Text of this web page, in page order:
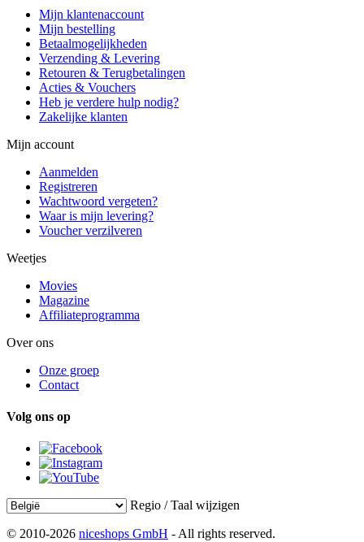
Mijn klantenaccount
Mijn bestelling
Betaalmogelijkheden
Verzending & Levering
Retouren & Terugbetalingen
Acties & Vouchers
Heb je verdere hulp nodig?
Zakelijke klanten
Mijn account
Aanmelden
Registreren
Wachtwoord vergeten?
Waar is mijn levering?
Voucher verzilveren
Weetjes
Movies
Magazine
Affiliateprogramma
Over ons
Onze groep
Contact
Volg ons op
Regio / Taal wijzigen
© 2010-2026 niceshops GmbH - All rights reserved.